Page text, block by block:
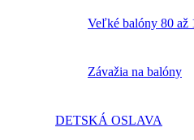
Veľké balóny 80 až
Závažia na balóny
DETSKÁ OSLAVA